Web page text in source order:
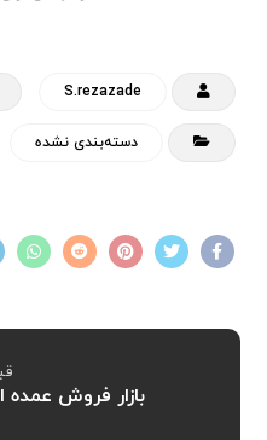
S.rezazade
دسته‌بندی نشده
بازار فروش عمده